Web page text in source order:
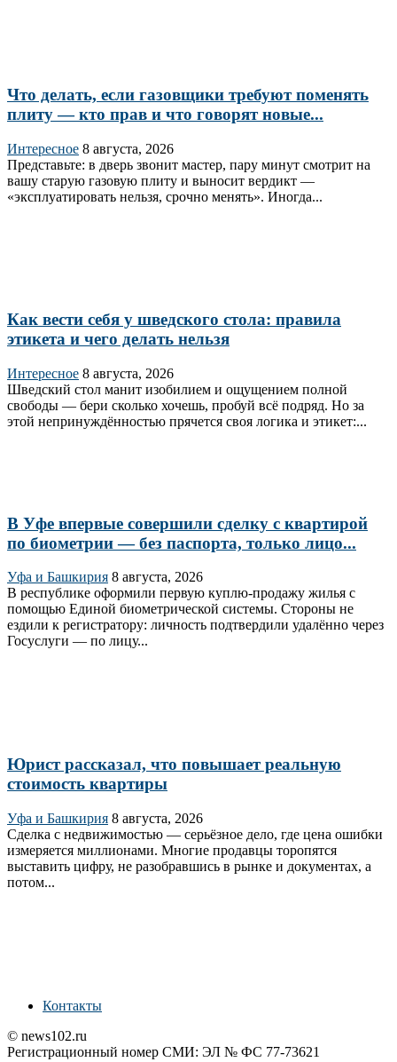
Что делать, если газовщики требуют поменять
плиту — кто прав и что говорят новые...
Интересное 8 августа, 2026
Представьте: в дверь звонит мастер, пару минут смотрит на
вашу старую газовую плиту и выносит вердикт —
«эксплуатировать нельзя, срочно менять». Иногда...
Как вести себя у шведского стола: правила
этикета и чего делать нельзя
Интересное 8 августа, 2026
Шведский стол манит изобилием и ощущением полной
свободы — бери сколько хочешь, пробуй всё подряд. Но за
этой непринуждённостью прячется своя логика и этикет:...
В Уфе впервые совершили сделку с квартирой
по биометрии — без паспорта, только лицо...
Уфа и Башкирия 8 августа, 2026
В республике оформили первую куплю‑продажу жилья с
помощью Единой биометрической системы. Стороны не
ездили к регистратору: личность подтвердили удалённо через
Госуслуги — по лицу...
Юрист рассказал, что повышает реальную
стоимость квартиры
Уфа и Башкирия 8 августа, 2026
Сделка с недвижимостью — серьёзное дело, где цена ошибки
измеряется миллионами. Многие продавцы торопятся
выставить цифру, не разобравшись в рынке и документах, а
потом...
Контакты
© news102.ru
Регистрационный номер СМИ: ЭЛ № ФС 77-73621